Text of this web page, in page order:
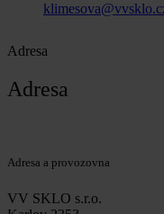
Adresa
Adresa
Adresa a provozovna
VV SKLO s.r.o.